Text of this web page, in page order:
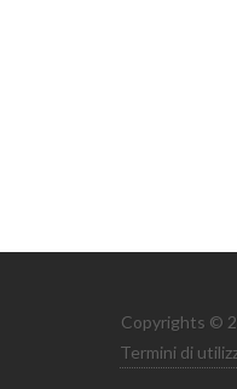
Copyrights ©
Termini di